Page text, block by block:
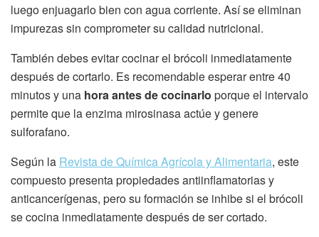
luego enjuagarlo bien con agua corriente. Así se eliminan
impurezas sin comprometer su calidad nutricional.
También debes evitar cocinar el brócoli inmediatamente
después de cortarlo. Es recomendable esperar entre 40
minutos y una hora antes de cocinarlo porque el intervalo
permite que la enzima mirosinasa actúe y genere
sulforafano.
Según la Revista de Química Agrícola y Alimentaria, este
compuesto presenta propiedades antiinflamatorias y
anticancerígenas, pero su formación se inhibe si el brócoli
se cocina inmediatamente después de ser cortado.